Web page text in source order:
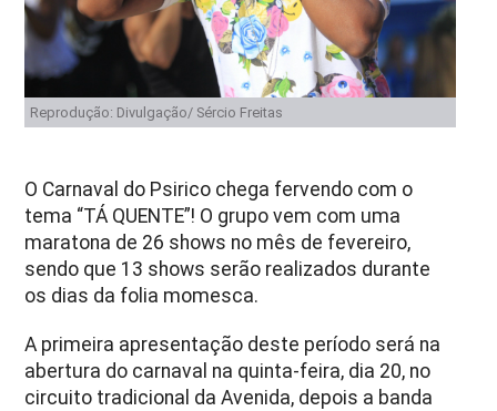
Reprodução: Divulgação/ Sércio Freitas
O Carnaval do Psirico chega fervendo com o
tema “TÁ QUENTE”! O grupo vem com uma
maratona de 26 shows no mês de fevereiro,
sendo que 13 shows serão realizados durante
os dias da folia momesca.
A primeira apresentação deste período será na
abertura do carnaval na quinta-feira, dia 20, no
circuito tradicional da Avenida, depois a banda